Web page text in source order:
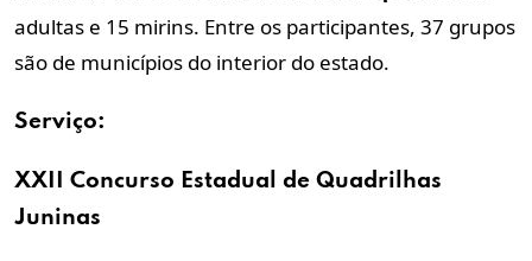
adultas e 15 mirins. Entre os participantes, 37 grupos
são de municípios do interior do estado.
Serviço:
XXII Concurso Estadual de Quadrilhas
Juninas